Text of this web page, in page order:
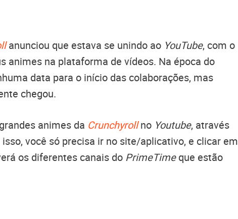
anunciou que estava se unindo ao YouTube, com o
animes na plataforma de vídeos. Na época do
data para o início das colaborações, mas
chegou.
animes da Crunchyrollno Youtube, através
isso, você só precisa ir no site/aplicativo, e clicar em
os diferentes canais do PrimeTimeque estão